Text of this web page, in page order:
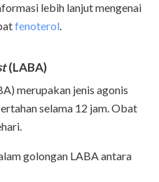
lebih lanjut mengenai
fenoterol.
(LABA)
merupakan jenis agonis
selama 12 jam. Obat
golongan LABA antara